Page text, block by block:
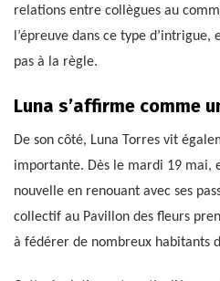
relations entre collègues au
l’épreuve dans ce type
pas à la règle.
Luna s’affirme comme
De son côté, Luna Torres vit
importante. Dès le mardi 19 mai,
nouvelle en renouant avec ses
collectif au Pavillon des fleurs
à fédérer de nombreux habitants